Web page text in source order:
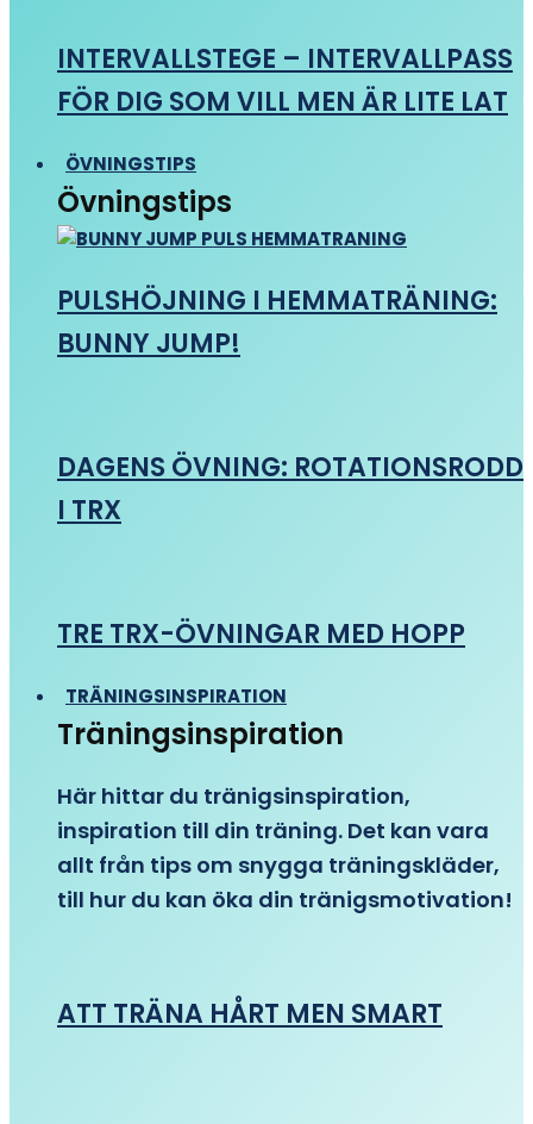
INTERVALLSTEGE – INTERVALLPASS
FÖR DIG SOM VILL MEN ÄR LITE LAT
ÖVNINGSTIPS
Övningstips
PULSHÖJNING I HEMMATRÄNING:
BUNNY JUMP!
DAGENS ÖVNING: ROTATIONSRODD
I TRX
TRE TRX-ÖVNINGAR MED HOPP
TRÄNINGSINSPIRATION
Träningsinspiration
Här hittar du tränigsinspiration,
inspiration till din träning. Det kan vara
allt från tips om snygga träningskläder,
till hur du kan öka din tränigsmotivation!
ATT TRÄNA HÅRT MEN SMART